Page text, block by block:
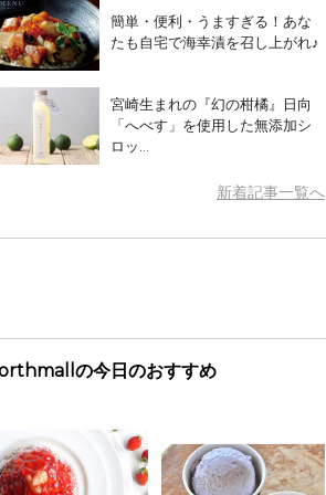
簡単・便利・うますぎる！あな
たも自宅で海幸漬を召し上がれ♪
宮崎生まれの『幻の柑橘』日向
「へべす」を使用した無添加シ
ロッ...
新着記事一覧へ
の今日のおすすめ